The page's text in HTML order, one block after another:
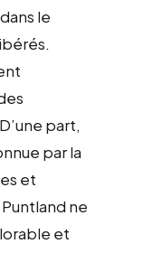
le
part,
par la
et
ne
et